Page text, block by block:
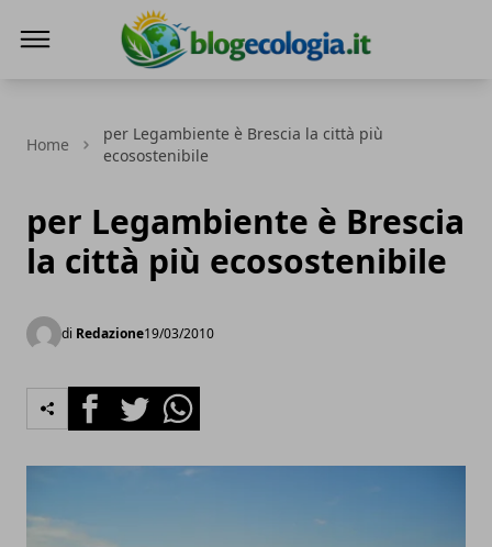
Home
per Legambiente è Brescia la città più
ecosostenibile
per Legambiente è Brescia
la città più ecosostenibile
di Redazione19/03/2010
FacebookTwitterWhatsapp